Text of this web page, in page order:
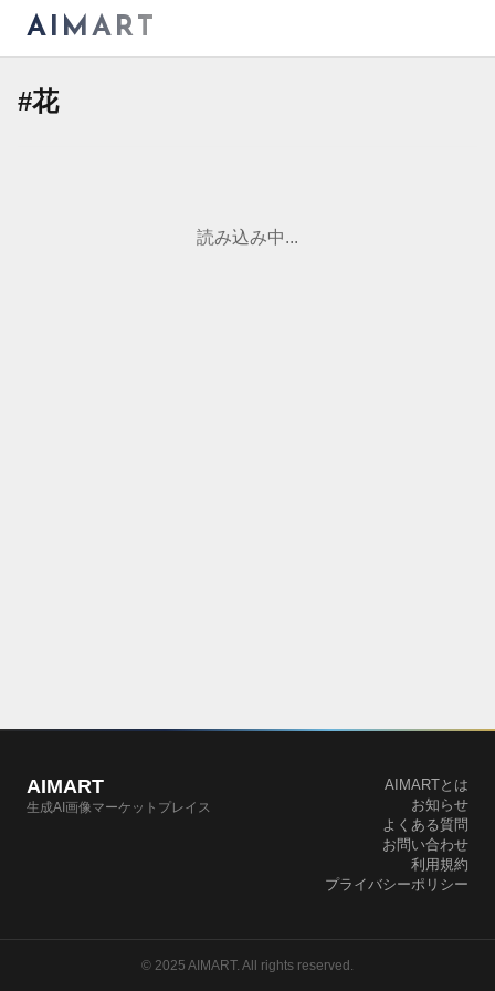
AIMART
#花
読み込み中...
AIMART
生成AI画像マーケットプレイス
AIMARTとは
お知らせ
よくある質問
お問い合わせ
利用規約
プライバシーポリシー
© 2025 AIMART. All rights reserved.